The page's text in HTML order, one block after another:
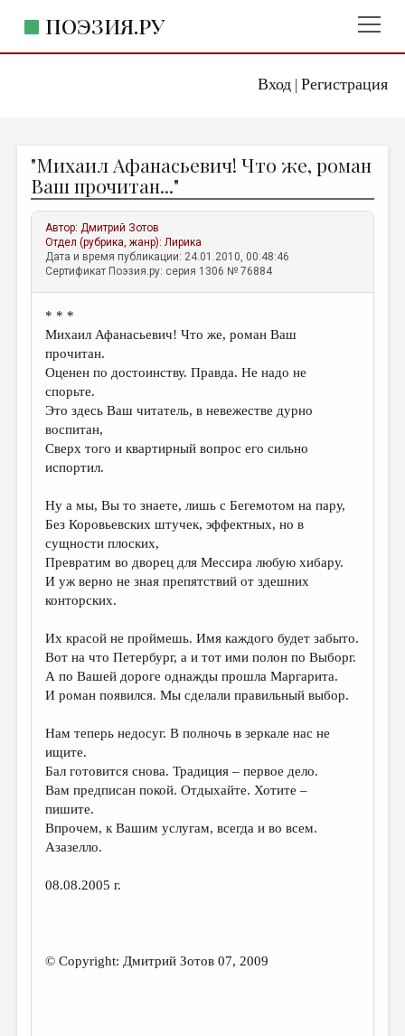
Вход| Регистрация
ПОЭЗИЯ.РУ
ЖАНРЫ
АВТОРЫ
КОММЕНТАРИИ
ЛИТСАЛОН
ПРАВИЛА САЙТА
ОТДЕЛЫ И РУБРИКИ
ИЗБРАННОЕ
ДАЙДЖЕСТ
ПРОИЗВЕДЕНИЯ
КОНКУРСЫ
ДЕТСКАЯ КОМНАТА
КНИЖНАЯ ПОЛКА
СТРАНИЦЫ ПАМЯТИ
ОБЪЯВЛЕНИЯ
РЕДКОЛЛЕГИЯ
ОТ РЕДАКЦИИ
МАЛАЯ ПРОЗА
ЭССЕИСТИКА
ЛИТЕРАТУРОВЕДЕНИЕ
РЕЦЕНЗИРОВАНИЕ
"Михаил Афанасьевич! Что же, роман
Ваш прочитан..."
Автор:Дмитрий Зотов
Отдел (рубрика, жанр):Лирика
Дата и время публикации: 24.01.2010, 00:48:46
Сертификат Поэзия.ру: серия 1306 № 76884
* * *
Михаил Афанасьевич! Что же, роман Ваш
прочитан.
Оценен по достоинству. Правда. Не надо не
спорьте.
Это здесь Ваш читатель, в невежестве дурно
воспитан,
Сверх того и квартирный вопрос его сильно
испортил.
Ну а мы, Вы то знаете, лишь с Бегемотом на пару,
Без Коровьевских штучек, эффектных, но в
сущности плоских,
Превратим во дворец для Мессира любую хибару.
И уж верно не зная препятствий от здешних
конторских.
Их красой не проймешь. Имя каждого будет забыто.
Вот на что Петербург, а и тот ими полон по Выборг.
А по Вашей дороге однажды прошла Маргарита.
И роман появился. Мы сделали правильный выбор.
Нам теперь недосуг. В полночь в зеркале нас не
ищите.
Бал готовится снова. Традиция – первое дело.
Вам предписан покой. Отдыхайте. Хотите –
пишите.
Впрочем, к Вашим услугам, всегда и во всем.
Азазелло.
08.08.2005 г.
© Copyright: Дмитрий Зотов 07, 2009